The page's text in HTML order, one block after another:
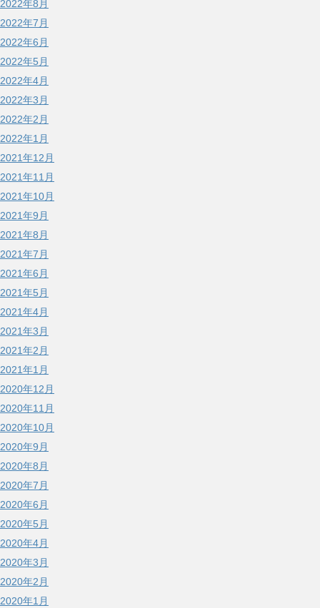
2022年8月
2022年7月
2022年6月
2022年5月
2022年4月
2022年3月
2022年2月
2022年1月
2021年12月
2021年11月
2021年10月
2021年9月
2021年8月
2021年7月
2021年6月
2021年5月
2021年4月
2021年3月
2021年2月
2021年1月
2020年12月
2020年11月
2020年10月
2020年9月
2020年8月
2020年7月
2020年6月
2020年5月
2020年4月
2020年3月
2020年2月
2020年1月